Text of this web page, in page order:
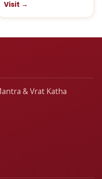
Visit →
& Vrat Katha